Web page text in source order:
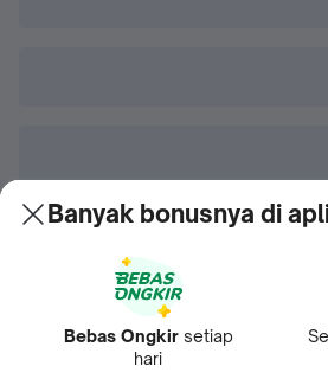
Banyak bonusnya di
Bebas Ongkir setiap
hari